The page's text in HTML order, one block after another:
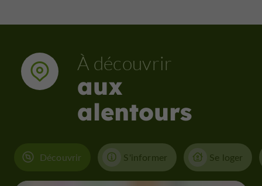
À découvrir
aux
alentours
Découvrir S'informer Se loger